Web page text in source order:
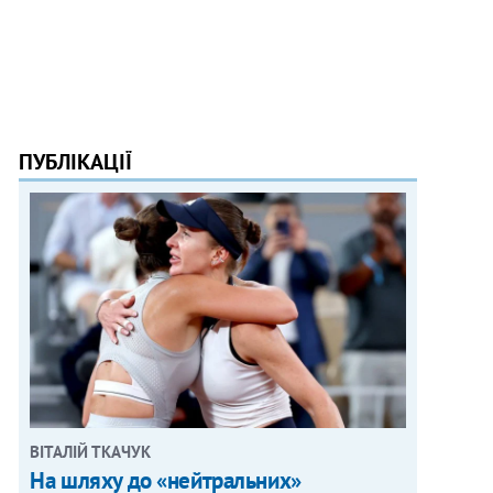
ПУБЛІКАЦІЇ
ВІТАЛІЙ ТКАЧУК
На шляху до «нейтральних»